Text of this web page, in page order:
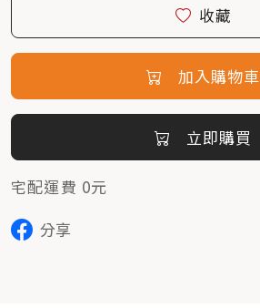
收藏
加入購物車
立即購買
宅配運費 0元
分享